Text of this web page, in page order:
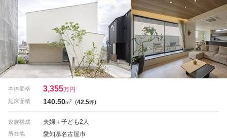
本体価格 3,355万円
延床面積 140.50m2 (42.5坪)
家族構成 夫婦＋子ども2人
所在地 愛知県名古屋市